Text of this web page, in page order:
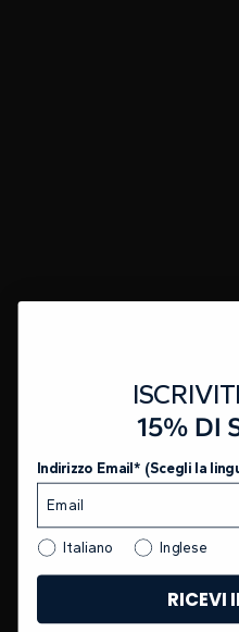
15% DI
Indirizzo Email* (Scegli la
Italiano Inglese
RICEVI